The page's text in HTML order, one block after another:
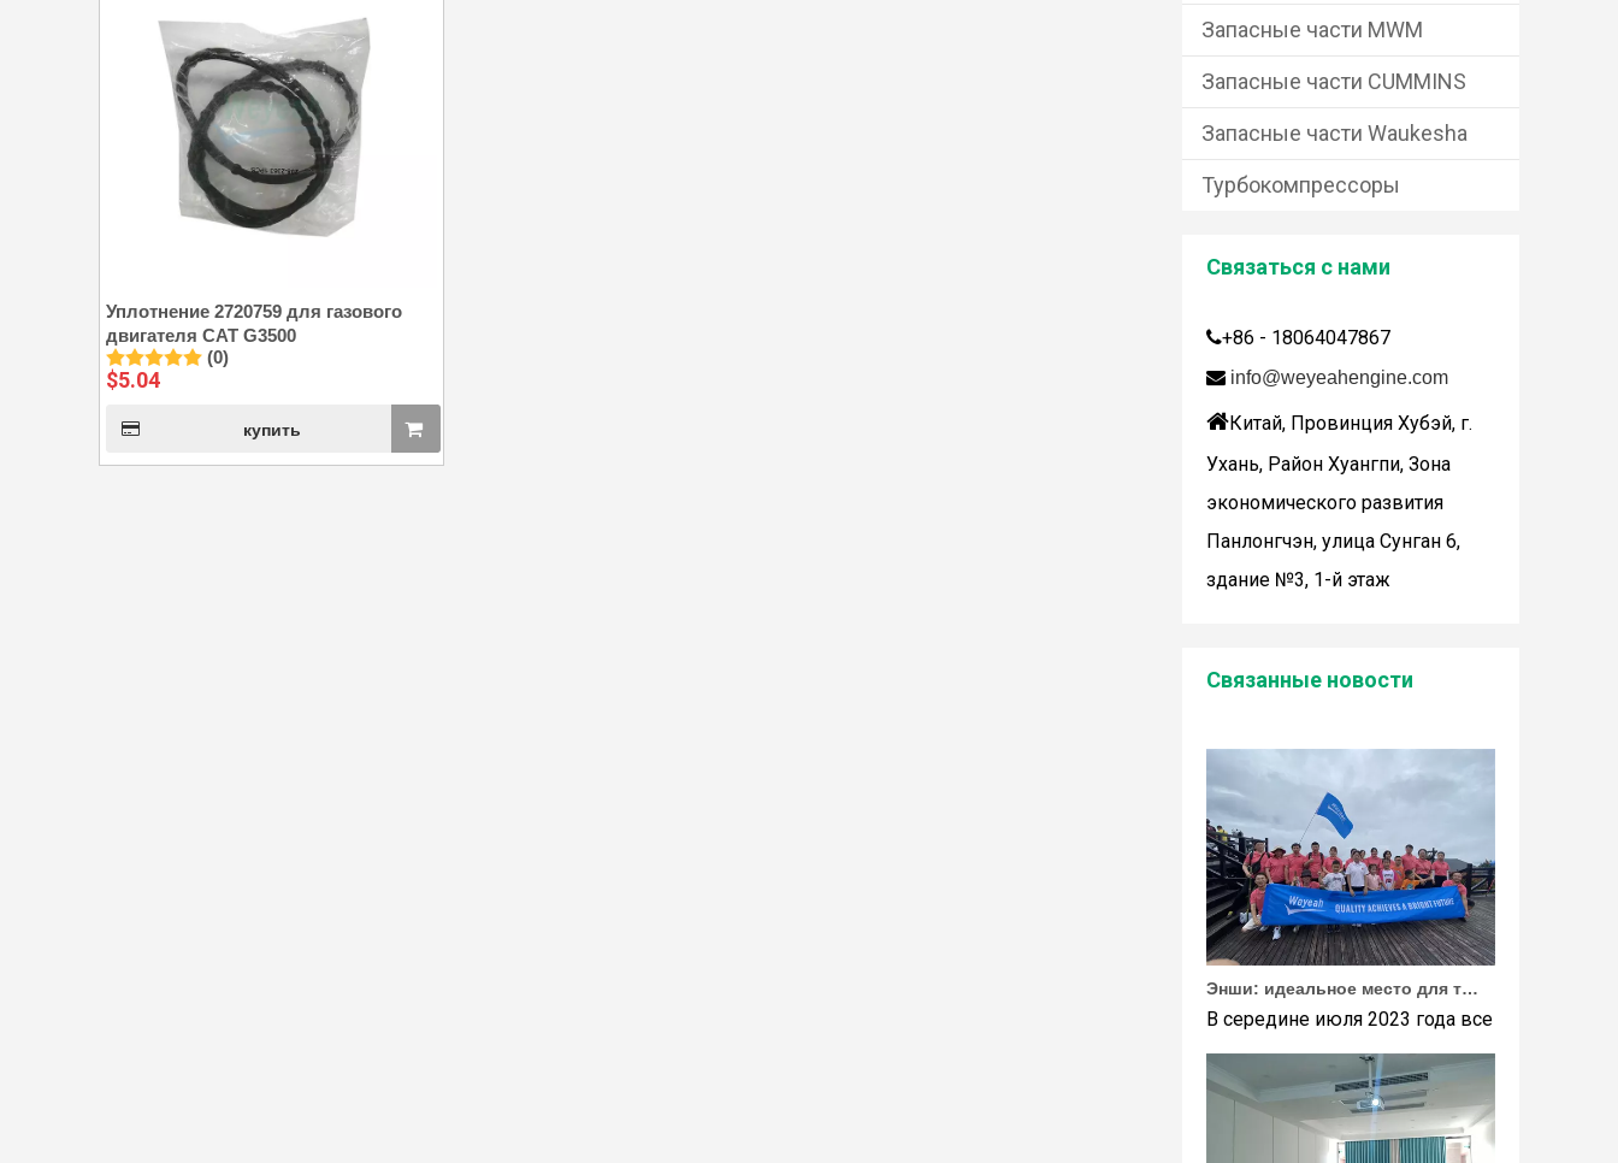
Уплотнение 2720759 для газового
двигателя CAT G3500
(0)
$5.04
купить
Запасные части MWM
Запасные части CUMMINS
Запасные части Waukesha
Турбокомпрессоры
Связаться с нами
+86 - 18064047867
 info@weyeahengine.com
Китай, Провинция Хубэй, г.
Ухань, Район Хуангпи, Зона
экономического развития
Панлонгчэн, улица Сунган 6,
здание №3, 1-й этаж
Связанные новости
Дженбахер забрал 200673
Wuhan Weyeah сообщает о поступлении
Энши: идеальное место для тимбилдинга Weyeah
В середине июля 2023 года все